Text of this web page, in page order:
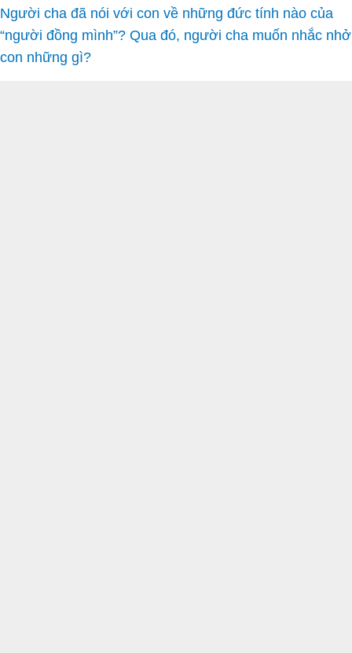
Người cha đã nói với con về những đức tính nào của
“người đồng mình”? Qua đó, người cha muốn nhắc nhở
con những gì?